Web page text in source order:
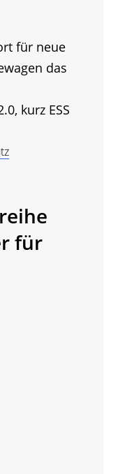
für neue
das
kurz ESS
für